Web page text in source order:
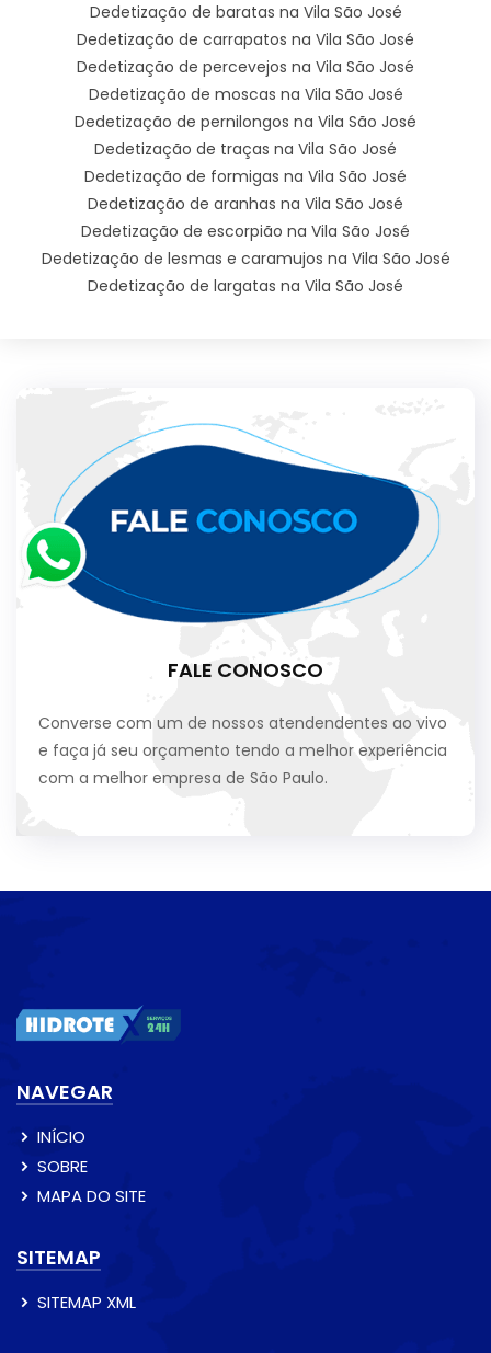
Dedetização de baratas na Vila São José
Dedetização de carrapatos na Vila São José
Dedetização de percevejos na Vila São José
Dedetização de moscas na Vila São José
Dedetização de pernilongos na Vila São José
Dedetização de traças na Vila São José
Dedetização de formigas na Vila São José
Dedetização de aranhas na Vila São José
Dedetização de escorpião na Vila São José
Dedetização de lesmas e caramujos na Vila São José
Dedetização de largatas na Vila São José
FALE CONOSCO
Converse com um de nossos atendendentes ao vivo
e faça já seu orçamento tendo a melhor experiência
com a melhor empresa de São Paulo.
NAVEGAR
INÍCIO
SOBRE
MAPA DO SITE
SITEMAP
SITEMAP XML